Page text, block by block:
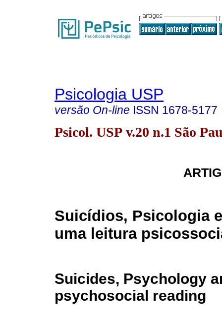
Psicologia USP
versão On-line ISSN 1678-5177
Psicol. USP v.20 n.1 São
Suicídios, Psicologia
uma leitura
Suicides, Psychology
psychosocial reading